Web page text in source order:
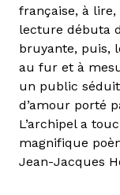
française, à
lecture débuta
bruyante, puis,
au fur et à
un public
d’amour porté
L’archipel a
magnifique
Jean-Jacques